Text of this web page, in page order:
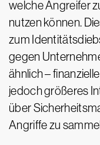
welche Angreifer
nutzen können.
zum
gegen
ähnlich –
jedoch größeres
über
Angriffe zu